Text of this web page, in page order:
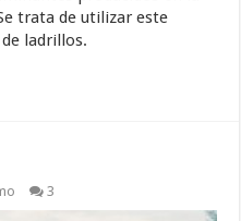
trata de utilizar este
ladrillos.
3